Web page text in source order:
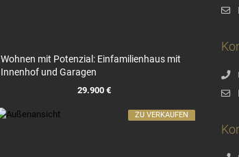
Wohnen mit Potenzial: Einfamilienhaus mit
Innenhof und Garagen
29.900 €
ZU VERKAUFEN